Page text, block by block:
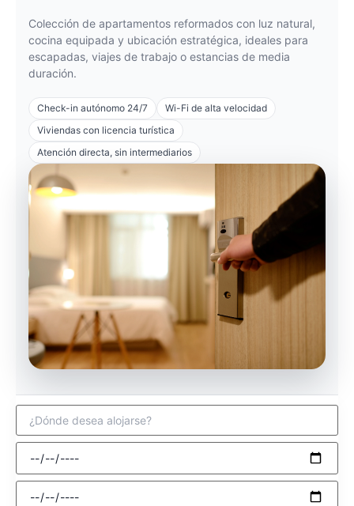
Colección de apartamentos reformados con luz natural,
cocina equipada y ubicación estratégica, ideales para
escapadas, viajes de trabajo o estancias de media
duración.
Check-in autónomo 24/7
Wi-Fi de alta velocidad
Viviendas con licencia turística
Atención directa, sin intermediarios